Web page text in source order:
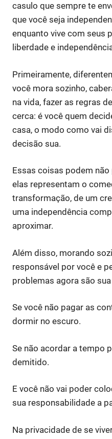
casulo que sempre te
que você seja
enquanto vive com seus
liberdade e
Primeiramente,
você mora sozinho,
na vida, fazer as regras
cerca: é você quem
casa, o modo como vai
decisão sua.
Essas coisas podem
elas representam o
transformação, de um
uma independência
aproximar.
Além disso, morando
responsável por você e
problemas agora são
Se você não pagar as
dormir no escuro.
Se não acordar a tempo
demitido.
E você não vai poder
sua responsabilidade a
Na privacidade de se